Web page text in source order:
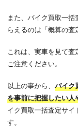
また、バイク買取一
らえるのは「概算の査
これは、実車を見て査
ご注意ください。
以上の事から、 バイク
を事前に把握したい人
イク買取一括査定サイ
す。